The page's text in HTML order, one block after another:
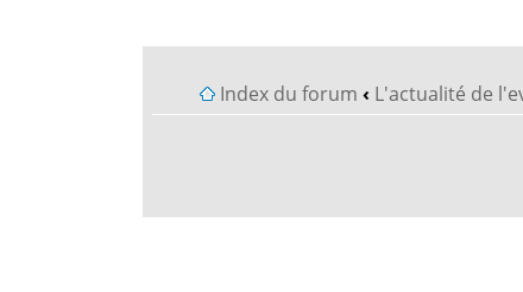
Index du forum ‹ L'actualité de